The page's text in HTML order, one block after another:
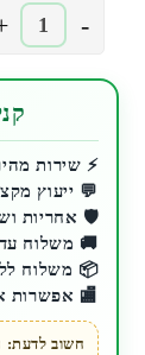
-
כמות
של
טלפון
סלולרי
iPhone
15
128GB
אפל
⚡ שירות
💬 ייעוץ
🛡️ אחריות
🚚 משלוח עד
📦 משלוח ללוקר 15 ₪ / חינם
🏬 אפשרות
חשוב לדעת: